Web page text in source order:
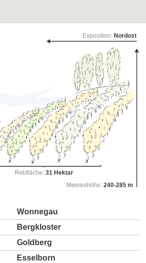
Rebfläche:31 Hektar
Meereshöhe: 240-285 m
Exposition: Nordost
Wonnegau
Bergkloster
Goldberg
Esselborn